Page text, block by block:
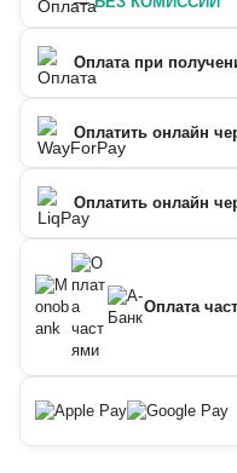
Оплата при
Оплатить онлайн
Оплатить онлайн
Оплата